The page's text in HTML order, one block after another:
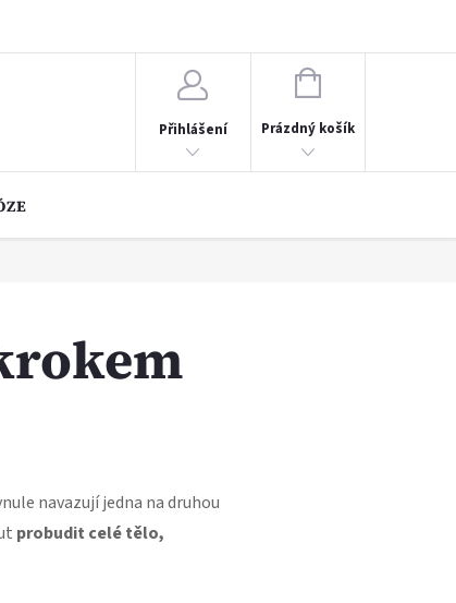
Přihlášení
NÁKUPNÍ
Prázdný košík
navazují jedna na druhou
probudit celé tělo,